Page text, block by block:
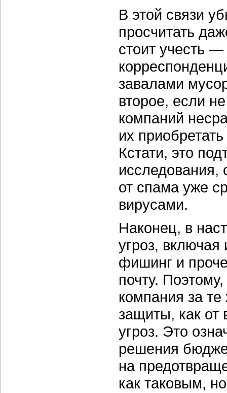
В этой связи
просчитать
стоит учесть
завалами
второе, если
компаний
их
Кстати, это
исследования,
от спама уже
вирусами.
Наконец, в
угроз, включая
фишинг и
почту.
компания за те
защиты, как от
угроз. Это
решения
на
как таковым,